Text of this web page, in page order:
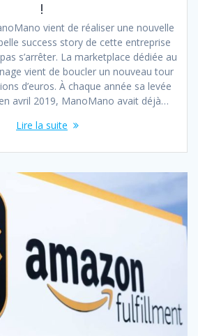
!
vient de réaliser une nouvelle
success story de cette entreprise
s’arrêter. La marketplace dédiée au
vient de boucler un nouveau tour
d’euros. À chaque année sa levée
avril 2019, ManoMano avait déjà…
Lire la suite